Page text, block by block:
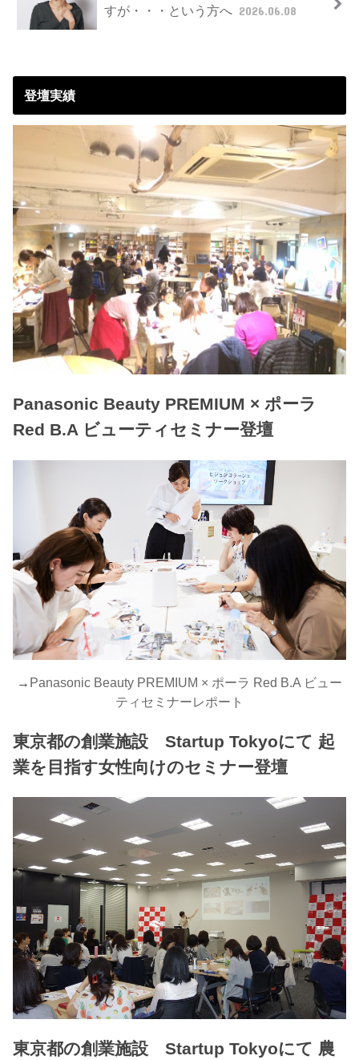
すが・・・という方へ 2026.06.08
登壇実績
Panasonic Beauty PREMIUM × ポーラ
Red B.A ビューティセミナー登壇
→ Panasonic Beauty PREMIUM × ポーラ Red B.A ビュー
ティセミナーレポート
東京都の創業施設 Startup Tokyoにて 起
業を目指す女性向けのセミナー登壇
東京都の創業施設 Startup Tokyoにて 農